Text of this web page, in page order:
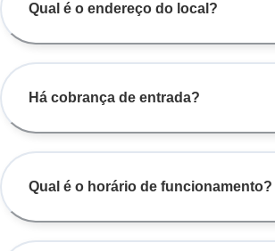
Qual é o endereço do local?
Há cobrança de entrada?
Qual é o horário de funcionamento?